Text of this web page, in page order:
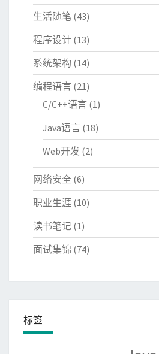
生活随笔 (43)
程序设计 (13)
系统架构 (14)
编程语言 (21)
C/C++语言 (1)
Java语言 (18)
Web开发 (2)
网络安全 (6)
职业生涯 (10)
读书笔记 (1)
面试集锦 (74)
标签